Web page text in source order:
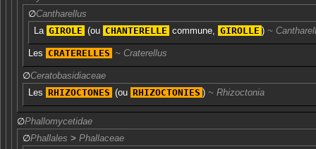
∅Cantharellus
La GIROLE (ou CHANTERELLE commune, GIROLLE )
Les CRATERELLES Craterellus
∅Ceratobasidiaceae
Les RHIZOCTONES (ou RHIZOCTONIES ) Rhizoctonia
∅Phallomycetidae
∅Phallales > Phallaceae